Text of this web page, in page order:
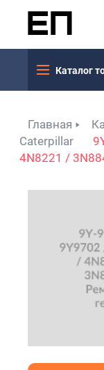
Каталог
Главная
Caterpillar
4N8221 /